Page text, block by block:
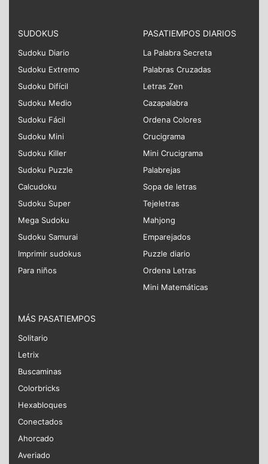
SUDOKUS
Sudoku Diario
Sudoku Extremo
Sudoku Difícil
Sudoku Medio
Sudoku Fácil
Sudoku Mini
Sudoku Killer
Sudoku Puzzle
Calcudoku
Sudoku Super
Mega Sudoku
Sudoku Samurai
Imprimir sudokus
Para niños
PASATIEMPOS DIARIOS
La Palabra Secreta
Palabras Cruzadas
Letras Zen
Cazapalabra
Ordena Colores
Crucigrama
Mini Crucigrama
Palabrejas
Sopa de letras
Tejeletras
Mahjong
Emparejados
Puzzle diario
Ordena Letras
Mini Matemáticas
MÁS PASATIEMPOS
Solitario
Letrix
Buscaminas
Colorbricks
Hexabloques
Conectados
Ahorcado
Averiado